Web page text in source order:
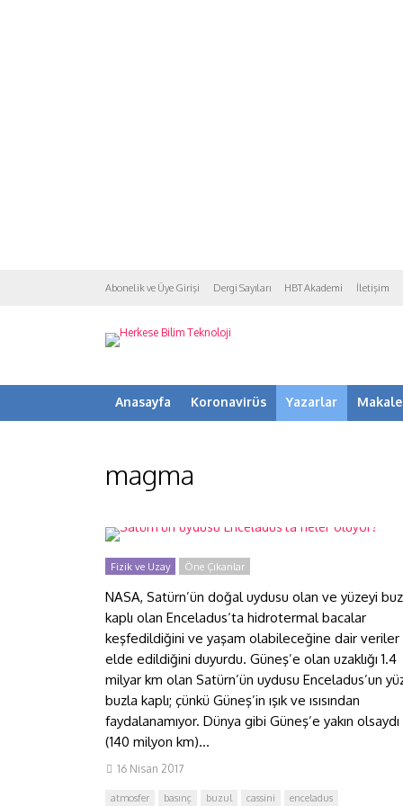
Abonelik ve Üye Girişi Dergi Sayıları HBT Akademi İletişim
Anasayfa Koronavirüs Yazarlar
magma
Satürn’ün uydusu Enceladus’ta
Fizik ve Uzay Öne Çıkanlar
NASA, Satürn’ün doğal uydusu olan ve yüzeyi
kaplı olan Enceladus‘ta hidrotermal bacalar
keşfedildiğini ve yaşam olabileceğine dair veriler
elde edildiğini duyurdu. Güneş’e olan uzaklığı 1.4
milyar km olan Satürn’ün uydusu Enceladus’un
buzla kaplı; çünkü Güneş’in ışık ve ısısından
faydalanamıyor. Dünya gibi Güneş’e yakın olsaydı
(140 milyon km)...
16 Nisan 2017
atmosfer basınç buzul cassini
enceladus